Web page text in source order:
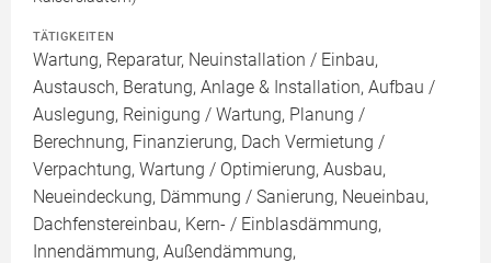
TÄTIGKEITEN
Wartung, Reparatur, Neuinstallation / Einbau,
Austausch, Beratung, Anlage & Installation, Aufbau /
Auslegung, Reinigung / Wartung, Planung /
Berechnung, Finanzierung, Dach Vermietung /
Verpachtung, Wartung / Optimierung, Ausbau,
Neueindeckung, Dämmung / Sanierung, Neueinbau,
Dachfenstereinbau, Kern- / Einblasdämmung,
Innendämmung, Außendämmung,